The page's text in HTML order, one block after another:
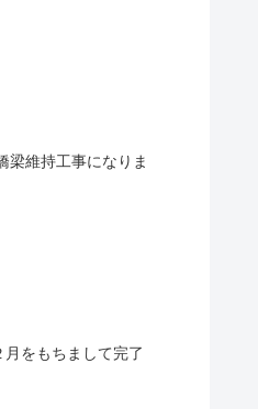
梁維持工事になりま
をもちまして完了